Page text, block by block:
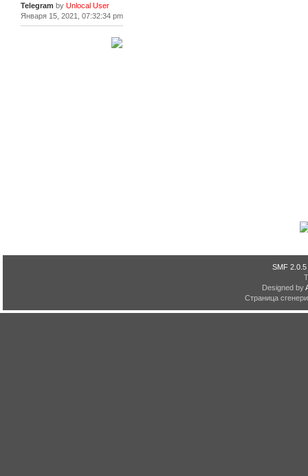
Telegram by Unlocal User
Января 15, 2021, 07:32:34 pm
SMF 2.0.5
Designed by
Страница